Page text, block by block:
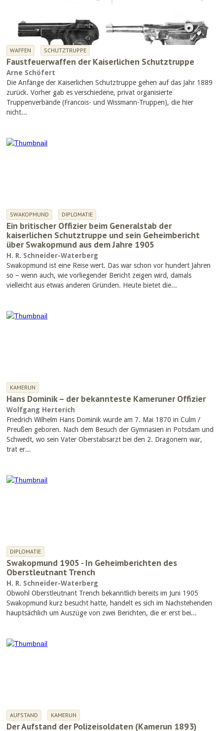
WAFFEN SCHUTZTRUPPE
Faustfeuerwaffen der Kaiserlichen Schutztruppe
Arne Schöfert
Die Anfänge der Kaiserlichen Schutztruppe gehen auf das Jahr 1889
zurück. Vorher gab es verschiedene, privat organisierte
Truppenverbände (Francois- und Wissmann-Truppen), die hier
nicht...
SWAKOPMUND DIPLOMATIE
Ein britischer Offizier beim Generalstab der
kaiserlichen Schutztruppe und sein Geheimbericht
über Swakopmund aus dem Jahre 1905
H. R. Schneider-Waterberg
Swakopmund ist eine Reise wert. Das war schon vor hundert Jahren
so – wenn auch, wie vorliegender Bericht zeigen wird, damals
vielleicht aus etwas anderen Gründen. Heute bietet die...
KAMERUN
Hans Dominik – der bekannteste Kameruner Offizier
Wolfgang Herterich
Friedrich Wilhelm Hans Dominik wurde am 7. Mai 1870 in Culm /
Preußen geboren. Nach dem Besuch der Gymnasien in Potsdam und
Schwedt, wo sein Vater Oberstabsarzt bei den 2. Dragonern war,
trat er...
DIPLOMATIE
Swakopmund 1905 - In Geheimberichten des
Oberstleutnant Trench
H. R. Schneider-Waterberg
Obwohl Oberstleutnant Trench bekanntlich bereits im Juni 1905
Swakopmund kurz besucht hatte, handelt es sich im Nachstehenden
hauptsächlich um Auszüge von zwei Berichten, die er erst bei...
AUFSTAND KAMERUN
Der Aufstand der Polizeisoldaten (Kamerun 1893)